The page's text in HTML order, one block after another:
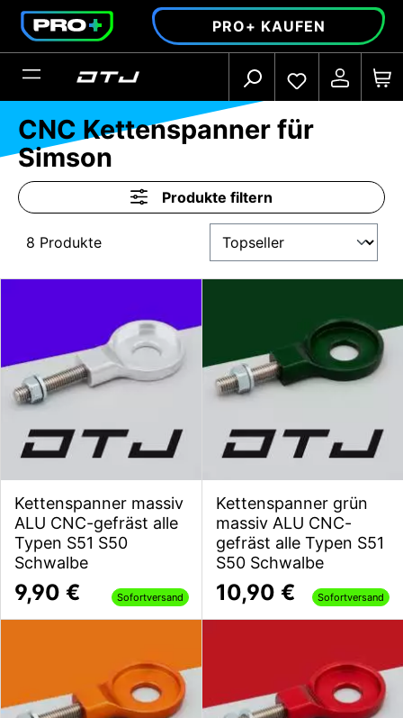
springen PRO+ KAUFEN
CNC Kettenspanner für
Simson
Produkte filtern
8 Produkte
Kettenspanner massiv
ALU CNC-gefräst alle
Typen S51 S50
Schwalbe
9,90 € Sofortversand
Kettenspanner grün
massiv ALU CNC-
gefräst alle Typen S51
S50 Schwalbe
10,90 € Sofortversand